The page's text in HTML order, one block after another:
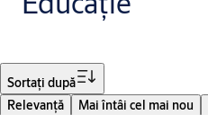
Sortaţi după
Relevanţă
Mai întâi cel mai nou